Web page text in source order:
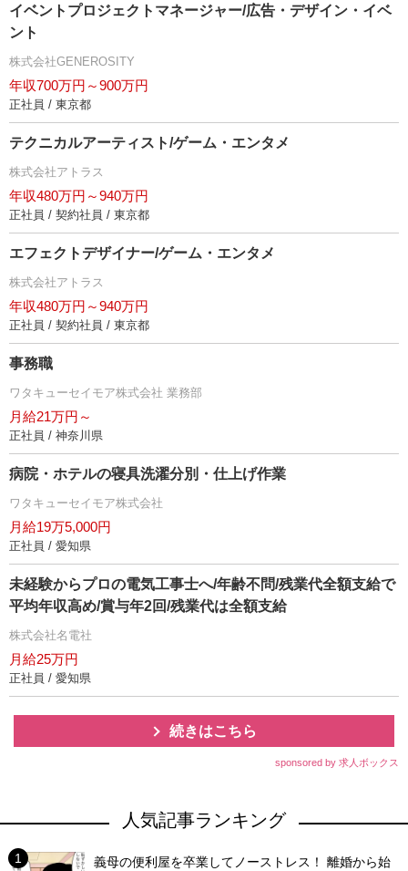
イベントプロジェクトマネージャー/広告・デザイン・イベ
ント
株式会社GENEROSITY
年収700万円～900万円
正社員 / 東京都
テクニカルアーティスト/ゲーム・エンタメ
株式会社アトラス
年収480万円～940万円
正社員 / 契約社員 / 東京都
エフェクトデザイナー/ゲーム・エンタメ
株式会社アトラス
年収480万円～940万円
正社員 / 契約社員 / 東京都
事務職
ワタキューセイモア株式会社 業務部
月給21万円～
正社員 / 神奈川県
病院・ホテルの寝具洗濯分別・仕上げ作業
ワタキューセイモア株式会社
月給19万5,000円
正社員 / 愛知県
未経験からプロの電気工事士へ/年齢不問/残業代全額支給で
平均年収高め/賞与年2回/残業代は全額支給
株式会社名電社
月給25万円
正社員 / 愛知県
続きはこちら
sponsored by 求人ボックス
人気記事ランキング
義母の便利屋を卒業してノーストレス！ 離婚から始